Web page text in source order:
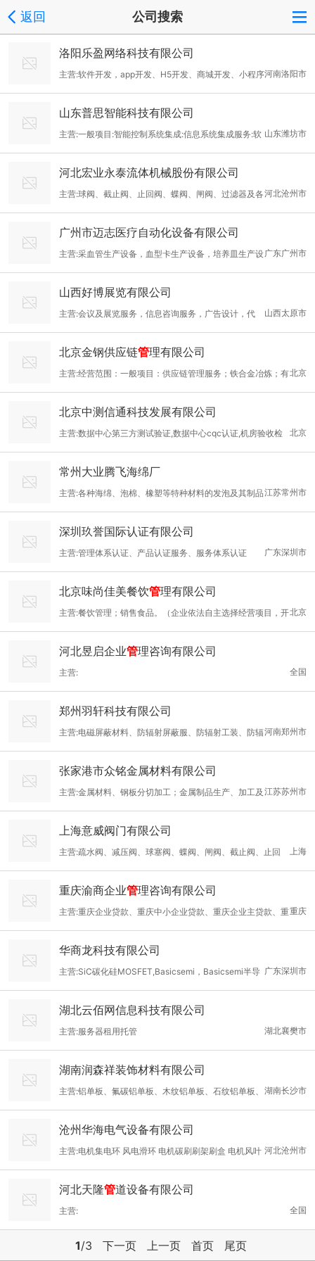
返回 公司搜索
洛阳乐盈网络科技有限公司
河南洛阳市
主营:软件开发，app开发、H5开发、商城开发、小程序
开发、物联网开发、可视化大屏、系统集成、智能设备、企业管理
系统等软件定制开发
山东普思智能科技有限公司
山东潍坊市
主营:一般项目:智能控制系统集成:信息系统集成服务:软
件开发;软件销售:集成电路芯片设计及服务;工程技术服务(规划管
理、勘察、设计、监理除外);信息技术咨询服务:信息系统运行维护
服务;工业设计服务:市政设施管理:物业管理:工业自动控制系统装置
全技术防范系统设计施工服务:货物进出口:技术进出口;进出口代
理。(除依法须
河北宏业永泰流体机械股份有限公司
河北沧州市
主营:球阀、截止阀、止回阀、蝶阀、闸阀、过滤器及各
种管配件
广州市迈志医疗自动化设备有限公司
广东广州市
主营:采血管生产设备，血型卡生产设备，培养皿生产设
备
山西好博展览有限公司
山西太原市
主营:会议及展览服务，信息咨询服务，广告设计，代
理，广告制作，广告发布，组织文化交流活动，文化场馆管理服
务，企业形象策划，图文设计制作
北京金钢供应链管理有限公司
北京
主营:经营范围：一般项目：供应链管理服务；铁合金冶炼；有
色金属合金制造；有色金属合金销售；
北京中测信通科技发展有限公司
北京
主营:数据中心第三方测试验证,数据中心cqc认证,机房验收检
测,绿色数据中心认证,数据中心托管运维
常州大业腾飞海绵厂
江苏常州市
主营:各种海绵、泡棉、橡塑等特种材料的发泡及其制品
的制造和延伸产品的深加工
深圳玖誉国际认证有限公司
广东深圳市
主营:管理体系认证、产品认证服务、服务体系认证
北京味尚佳美餐饮管理有限公司
北京
主营:餐饮管理；销售食品。（企业依法自主选择经营项目，开
展经营活动；销售食品以及依法须经批准的项目，经相关部门批准
后依批准的内容开展经营活动；不得从事本市产业政策禁止和限制
类项目的经营活动。）
河北昱启企业管理咨询有限公司
全国
主营:
郑州羽轩科技有限公司
河南郑州市
主营:电磁屏蔽材料、防辐射屏蔽服、防辐射工装、防辐
射窗帘、防辐射涂料、电器屏蔽罩、电磁屏蔽帐篷、电磁屏蔽眼
镜、电磁屏蔽薄膜、导电玻璃、镀膜屏蔽玻璃、加热屏蔽玻璃、屏
蔽玻璃、电磁屏蔽膜、银纤维面料、金属纤维面料、防辐射面料、.
镜、铁板、铝板、坡莫合金、镍材料、屏蔽涂料、导电涂料；射线
防护材料：防辐射玻璃、氧化铅玻璃、防辐射涂料、铅
张家港市众铭金属材料有限公司
江苏苏州市
主营:金属材料、钢板分切加工；金属制品生产、加工及
销售；金属材料及制品、机械设备、电气设备、五金交电、阀门管
件、仪器仪表、化工产品、有色金属、建材、铁矿石、机电设备、
电子产品、建筑装潢材料的购销；自营和代理各类商品及技术的进
上海意威阀门有限公司
上海
主营:疏水阀、减压阀、球塞阀、蝶阀、闸阀、截止阀、止回
阀、柱塞阀、调节阀、捷流阀、过滤器、刀闸阀、波纹管阀门系
列、水力控制阀系列、旋塞阀、保温阀、电磁阀、针形阀等。
重庆渝商企业管理咨询有限公司
重庆
主营:重庆企业贷款、重庆中小企业贷款、重庆企业主贷款、重
庆企业信用贷款
华商龙科技有限公司
广东深圳市
主营:SiC碳化硅MOSFET,Basicsemi，Basicsemi半导
体储能逆变器SiC MOSFET,SiC碳化硅模块，混合IGBT，V2G充电
桩SiC MOSFET,BASiC基本无桥FPC SiC碳化硅MOSFET，图腾
柱SiC碳化硅MOSFET，PFC碳化硅二极管SiC SBD,光伏碳化硅Si
湖北云佰网信息科技有限公司
湖北襄樊市
主营:服务器租用托管
湖南润森祥装饰材料有限公司
湖南长沙市
主营:铝单板、氟碳铝单板、木纹铝单板、石纹铝单板、
冲孔铝单板、异型铝单板、弧形铝单板、铝天花、铝单板幕墙、铝
挂片、U型铝方通、铝扣板、条扣天花、铝格栅、Z型勾搭龙骨、A
字龙骨、 C型冲龙骨、型材方通龙骨、轻钢龙骨、烤漆龙骨、圆管
沧州华海电气设备有限公司
河北沧州市
主营:电机集电环 风电滑环 电机碳刷刷架刷盒 电机风叶
电机端盖 电机注油管排油管 电机甩油环密封圈 集电器电缆滑车
河北天隆管道设备有限公司
全国
主营:
1/3 下一页 上一页 首页 尾页